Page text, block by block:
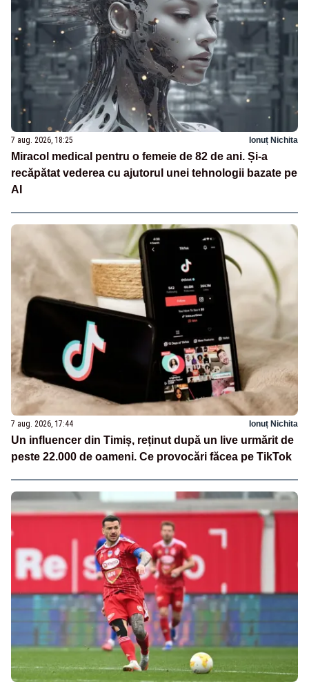
7 aug. 2026, 18:25 Ionuț Nichita
Miracol medical pentru o femeie de 82 de ani. Și-a
recăpătat vederea cu ajutorul unei tehnologii bazate pe
AI
7 aug. 2026, 17:44 Ionuț Nichita
Un influencer din Timiș, reținut după un live urmărit de
peste 22.000 de oameni. Ce provocări făcea pe TikTok